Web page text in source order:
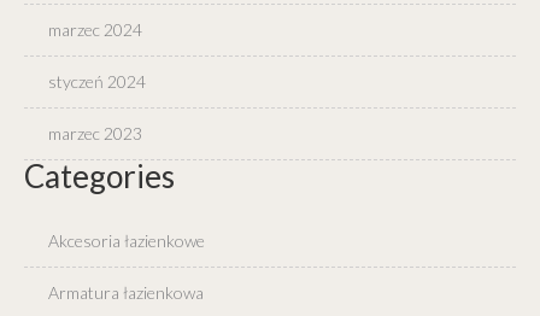
marzec 2024
styczeń 2024
marzec 2023
Categories
Akcesoria łazienkowe
Armatura łazienkowa